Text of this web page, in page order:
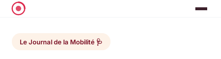
Le Journal de la Mobilité 🩺